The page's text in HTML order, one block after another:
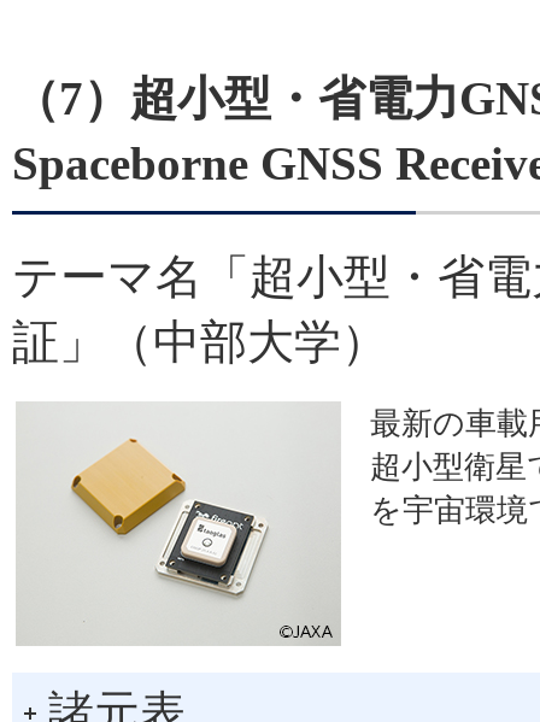
（7）超小型・省電力
Spaceborne GNSS
テーマ名「超小型・省
証」（中部大学）
最新の車載
超小型衛星
を宇宙環